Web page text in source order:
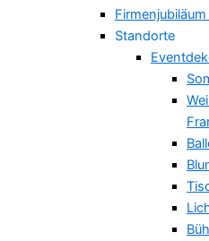
Standorte